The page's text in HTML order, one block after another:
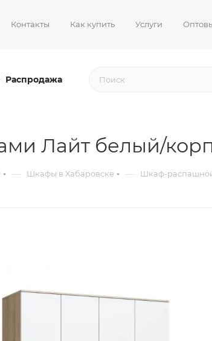
Контакты Как купить Услуги
Распродажа
Лайт белый/
— Шкафы в Хабаровске — Шкаф-